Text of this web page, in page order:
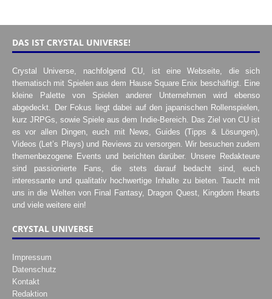
DAS IST CRYSTAL UNIVERSE!
Crystal Universe, nachfolgend CU, ist eine Webseite, die sich
thematisch mit Spielen aus dem Hause Square Enix beschäftigt. Eine
kleine Palette von Spielen anderer Unternehmen wird ebenso
abgedeckt. Der Fokus liegt dabei auf den japanischen Rollenspielen,
kurz JRPGs, sowie Spiele aus dem Indie-Bereich. Das Ziel von CU ist
es vor allen Dingen, euch mit News, Guides (Tipps & Lösungen),
Videos (Let’s Plays) und Reviews zu versorgen. Wir besuchen zudem
themenbezogene Events und berichten darüber. Unsere Redakteure
sind passionierte Fans, die stets darauf bedacht sind, euch
interessante und qualitativ hochwertige Inhalte zu bieten. Taucht mit
uns in die Welten von Final Fantasy, Dragon Quest, Kingdom Hearts
und viele weitere ein!
CRYSTAL UNIVERSE
Impressum
Datenschutz
Kontakt
Redaktion